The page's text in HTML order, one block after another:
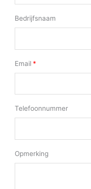
Bedrijfsnaam
Email
Telefoonnummer
Opmerking